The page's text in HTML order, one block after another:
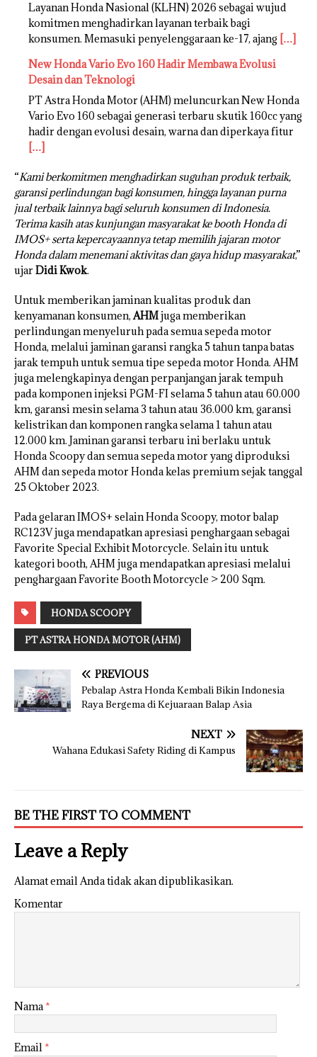
Layanan Honda Nasional (KLHN) 2026 sebagai wujud
komitmen menghadirkan layanan terbaik bagi
konsumen. Memasuki penyelenggaraan ke-17, ajang […]
New Honda Vario Evo 160 Hadir Membawa Evolusi
Desain dan Teknologi
PT Astra Honda Motor (AHM) meluncurkan New Honda
Vario Evo 160 sebagai generasi terbaru skutik 160cc yang
hadir dengan evolusi desain, warna dan diperkaya fitur
[…]
“Kami berkomitmen menghadirkan suguhan produk terbaik,
garansi perlindungan bagi konsumen, hingga layanan purna
jual terbaik lainnya bagi seluruh konsumen di Indonesia.
Terima kasih atas kunjungan masyarakat ke booth Honda di
IMOS+ serta kepercayaannya tetap memilih jajaran motor
Honda dalam menemani aktivitas dan gaya hidup masyarakat,”
ujarDidi Kwok.
Untuk memberikan jaminan kualitas produk dan
kenyamanan konsumen,AHMjuga memberikan
perlindungan menyeluruh pada semua sepeda motor
Honda, melalui jaminan garansi rangka 5 tahun tanpa batas
jarak tempuh untuk semua tipe sepeda motor Honda. AHM
juga melengkapinya dengan perpanjangan jarak tempuh
pada komponen injeksi PGM-FI selama 5 tahun atau 60.000
km, garansi mesin selama 3 tahun atau 36.000 km, garansi
kelistrikan dan komponen rangka selama 1 tahun atau
12.000 km. Jaminan garansi terbaru ini berlaku untuk
Honda Scoopy dan semua sepeda motor yang diproduksi
AHM dan sepeda motor Honda kelas premium sejak tanggal
25 Oktober 2023.
Pada gelaran IMOS+ selain Honda Scoopy, motor balap
RC123V juga mendapatkan apresiasi penghargaan sebagai
Favorite Special Exhibit Motorcycle. Selain itu untuk
kategori booth, AHM juga mendapatkan apresiasi melalui
penghargaan Favorite Booth Motorcycle > 200 Sqm.
HONDA SCOOPY
PT ASTRA HONDA MOTOR (AHM)
PREVIOUS
Pebalap Astra Honda Kembali Bikin Indonesia
Raya Bergema di Kejuaraan Balap Asia
NEXT
Wahana Edukasi Safety Riding di Kampus
BE THE FIRST TO COMMENT
Leave a Reply
Alamat email Anda tidak akan dipublikasikan.
Komentar
Nama*
Email *